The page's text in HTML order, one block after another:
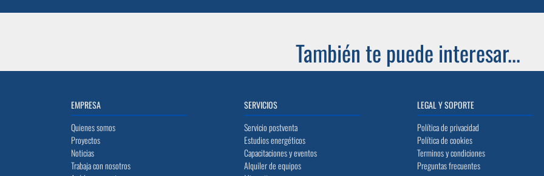
También te puede interesar...
EMPRESA
Quienes somos
Proyectos
Noticias
Trabaja con nosotros
SERVICIOS
Servicio postventa
Estudios energéticos
Capacitaciones y eventos
Alquiler de equipos
LEGAL Y SOPORTE
Política de privacidad
Política de cookies
Terminos y condiciones
Preguntas frecuentes